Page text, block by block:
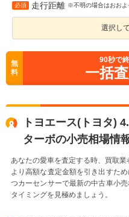
必須 走行距離 ※不明の場合はおおよ
選択し
無
料
90秒で
一括
トヨエース(トヨタ)
ターボの小売相場情
あなたの愛車を査定する時、買取業
より高額な査定金額を引き出すた
つカーセンサーで最新の中古車小
タイミングを見極めましょう。